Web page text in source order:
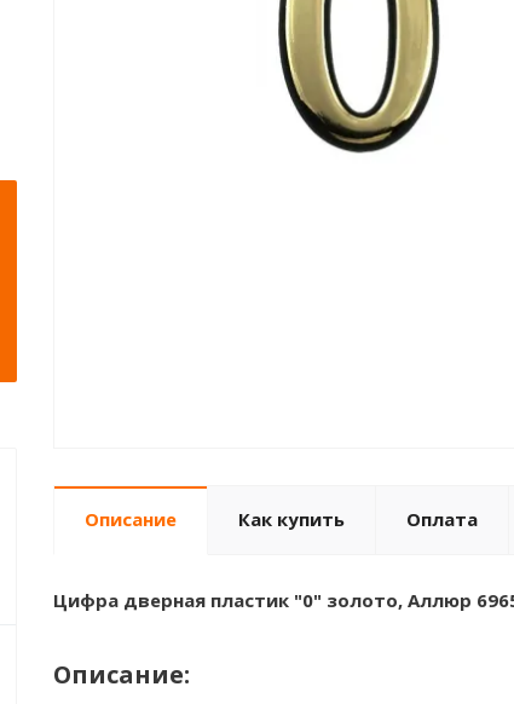
Описание Как купить Оплата
Цифра дверная пластик "0" золото, Аллюр
Описание: